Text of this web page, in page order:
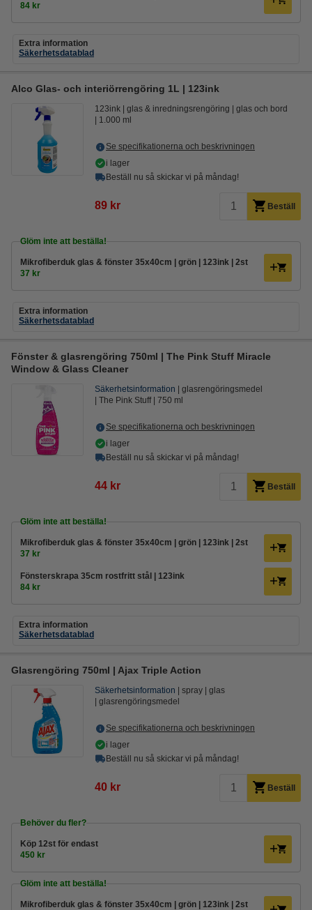
84 kr
Extra information
Säkerhetsdatablad
Alco Glas- och interiörrengöring 1L | 123ink
123ink glas & inredningsrengöring
glas och bord
1.000 ml
Se specifikationerna och beskrivningen
i lager
Beställ nu så skickar vi på måndag!
89 kr Beställ
Glöm inte att beställa!
Mikrofiberduk glas & fönster 35x40cm | grön | 123ink | 2st
37 kr
Extra information
Säkerhetsdatablad
Fönster & glasrengöring 750ml | The Pink Stuff Miracle
Window & Glass Cleaner
Säkerhetsinformation
glasrengöringsmedel
The Pink Stuff
750 ml
Se specifikationerna och beskrivningen
i lager
Beställ nu så skickar vi på måndag!
44 kr Beställ
Glöm inte att beställa!
Mikrofiberduk glas & fönster 35x40cm | grön | 123ink | 2st
37 kr
Fönsterskrapa 35cm rostfritt stål | 123ink
84 kr
Extra information
Säkerhetsdatablad
Glasrengöring 750ml | Ajax Triple Action
Säkerhetsinformation spray
glas
glasrengöringsmedel
Se specifikationerna och beskrivningen
i lager
Beställ nu så skickar vi på måndag!
40 kr Beställ
Behöver du fler?
Köp 12st för endast
450 kr
Glöm inte att beställa!
Mikrofiberduk glas & fönster 35x40cm | grön | 123ink | 2st